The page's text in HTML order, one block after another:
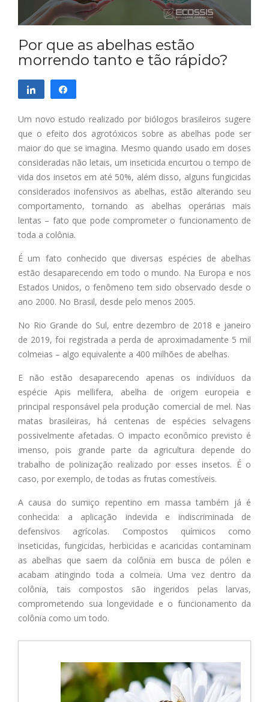
Por que as abelhas estão
morrendo tanto e tão rápido?
Compartilhar
Um novo estudo realizado por biólogos brasileiros sugere
que o efeito dos agrotóxicos sobre as abelhas pode ser
maior do que se imagina. Mesmo quando usado em doses
consideradas não letais, um inseticida encurtou o tempo de
vida dos insetos em até 50%, além disso, alguns fungicidas
considerados inofensivos as abelhas, estão alterando seu
comportamento, tornando as abelhas operárias mais
lentas – fato que pode comprometer o funcionamento de
toda a colônia.
É um fato conhecido que diversas espécies de abelhas
estão desaparecendo em todo o mundo. Na Europa e nos
Estados Unidos, o fenômeno tem sido observado desde o
ano 2000. No Brasil, desde pelo menos 2005.
No Rio Grande do Sul, entre dezembro de 2018 e janeiro
de 2019, foi registrada a perda de aproximadamente 5 mil
colmeias – algo equivalente a 400 milhões de abelhas.
E não estão desaparecendo apenas os indivíduos da
espécie Apis mellifera, abelha de origem europeia e
principal responsável pela produção comercial de mel. Nas
matas brasileiras, há centenas de espécies selvagens
possivelmente afetadas. O impacto econômico previsto é
imenso, pois grande parte da agricultura depende do
trabalho de polinização realizado por esses insetos. É o
caso, por exemplo, de todas as frutas comestíveis.
A causa do sumiço repentino em massa também já é
conhecida: a aplicação indevida e indiscriminada de
defensivos agrícolas. Compostos químicos como
inseticidas, fungicidas, herbicidas e acaricidas contaminam
as abelhas que saem da colônia em busca de pólen e
acabam atingindo toda a colmeia. Uma vez dentro da
colônia, tais compostos são ingeridos pelas larvas,
comprometendo sua longevidade e o funcionamento da
colônia como um todo.